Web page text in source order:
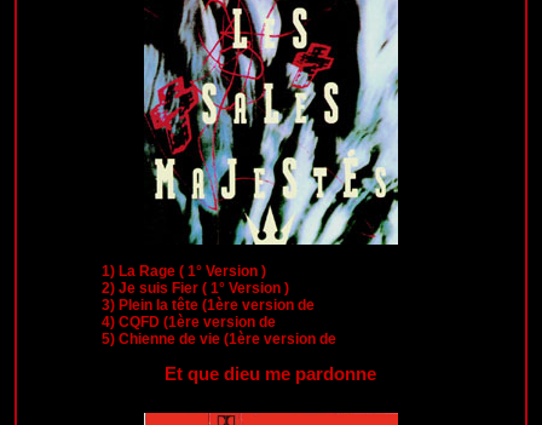
1) La Rage ( 1° Version )
2) Je suis Fier ( 1° Version )
3) Plein la tête (1ère version de
4) CQFD (1ère version de
5) Chienne de vie (1ère version de
Et que dieu me pardonne